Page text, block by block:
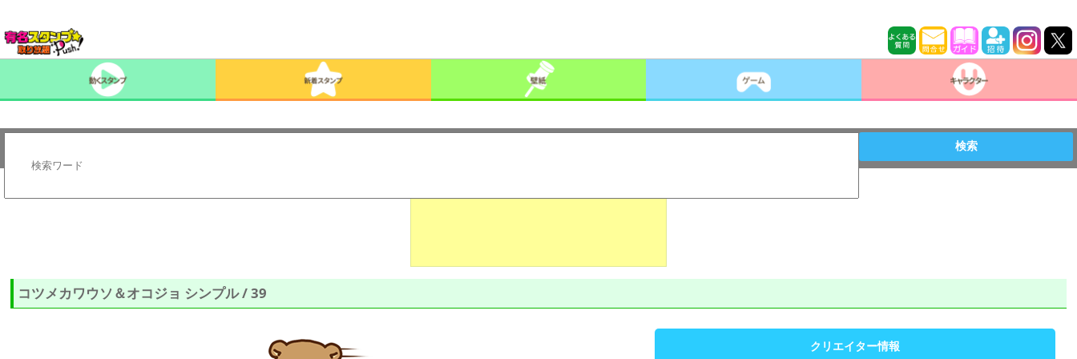
検索
コツメカワウソ＆オコジョ シンプル / 39
クリエイター情報